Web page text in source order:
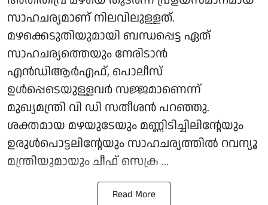
സാഹചര്യമാണ് നിലവിലുള്ളത്.
മഴക്കെടുതിയുമായി ബന്ധപ്പെട്ട ഏത്
സാഹചര്യത്തെയും നേരിടാന്‍
എന്‍ഡിആര്‍എഫ്, പൊലീസ്
ഉള്‍പ്പെടെയുള്ളവര്‍ സജ്ജമാണെന്ന്
മുഖ്യമന്ത്രി വി ഡി സതീശന്‍ പറഞ്ഞു.
ശക്തമായ മഴയുടേയും മണ്ണിടിച്ചിലിന്റേയും
ഉരുള്‍പൊട്ടലിന്റേയും സാഹചര്യത്തില്‍ റവന്യൂ
മന്ത്രിയുമായും ചീഫ് സെക്ര ...
Read More